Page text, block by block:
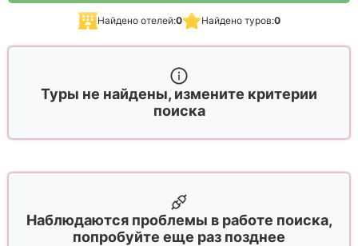
Найдено отелей:0 Найдено туров:0
Туры не найдены, измените критерии
поиска
Наблюдаются проблемы в работе поиска,
попробуйте еще раз позднее